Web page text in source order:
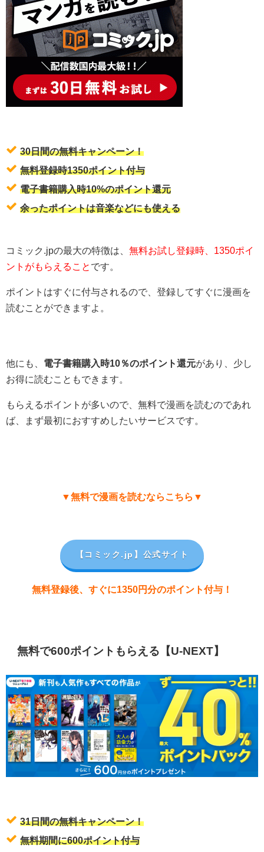
30日間の無料キャンペーン！
無料登録時1350ポイント付与
電子書籍購入時10%のポイント還元
余ったポイントは音楽などにも使える
コミック.jpの最大の特徴は、 無料お試し登録時、1350ポイ
ントがもらえること です。
ポイントはすぐに付与されるので、登録してすぐに漫画を
読むことができますよ。
他にも、 電子書籍購入時10％のポイント還元があり、少し
お得に読むこともできます。
もらえるポイントが多いので、無料で漫画を読むのであれ
ば、まず最初におすすめしたいサービスです。
▼無料で漫画を読むならこちら▼
【コミック.jp 】公式サイト
無料登録後、すぐに1350円分のポイント付与！
無料で600ポイントもらえる【U-NEXT】
31日間の無料キャンペーン！
無料期間に600ポイント付与